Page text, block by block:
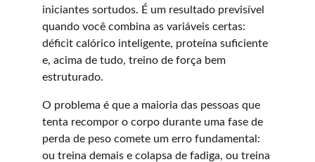
iniciantes sortudos. É um resultado previsível
quando você combina as variáveis certas:
déficit calórico inteligente, proteína suficiente
e, acima de tudo, treino de força bem
estruturado.
O problema é que a maioria das pessoas que
tenta recompor o corpo durante uma fase de
perda de peso comete um erro fundamental:
ou treina demais e colapsa de fadiga, ou treina